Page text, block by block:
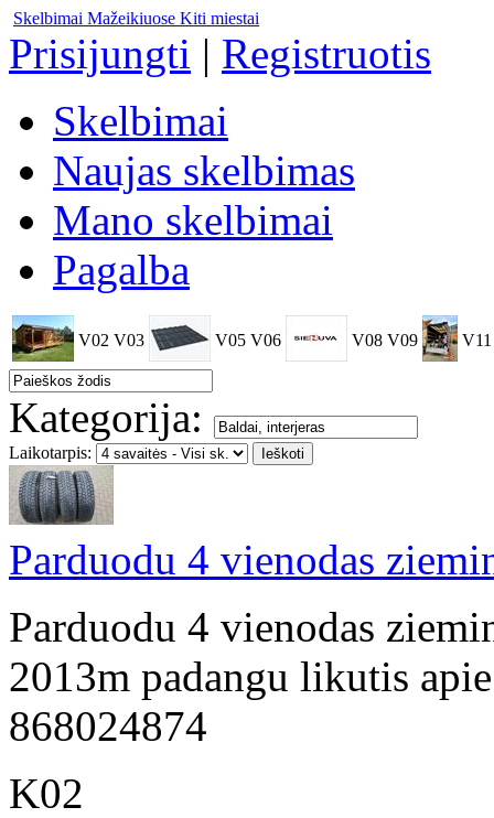
Skelbimai Mažeikiuose Kiti miestai
Prisijungti | Registruotis
Skelbimai
Naujas skelbimas
Mano skelbimai
Pagalba
V02 V03 V05 V06 V08 V09 V11
Kategorija:
Laikotarpis:
Parduodu 4 vienodas
Parduodu 4 vienodas
2013m padangu likutis
868024874
K02